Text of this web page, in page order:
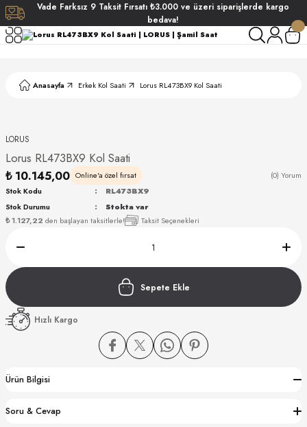
Vade Farksız 9 Taksit Fırsatı ₺3.000 ve üzeri siparişlerde kargo
bedava!
Anasayfa Erkek Kol Saati Lorus RL473BX9 Kol Saati
LORUS
Lorus RL473BX9 Kol Saati
₺ 10.145,00 Online'a özel fırsat (0) Yorum
₺ 1.127,22 den başlayan taksitlerle! Taksit Seçenekleri
Stok Kodu
RL473BX9
Stok Durumu
Stokta var
Sepete Ekle
Hızlı Kargo
Ürün Bilgisi
Soru & Cevap
CLUB
CLUB